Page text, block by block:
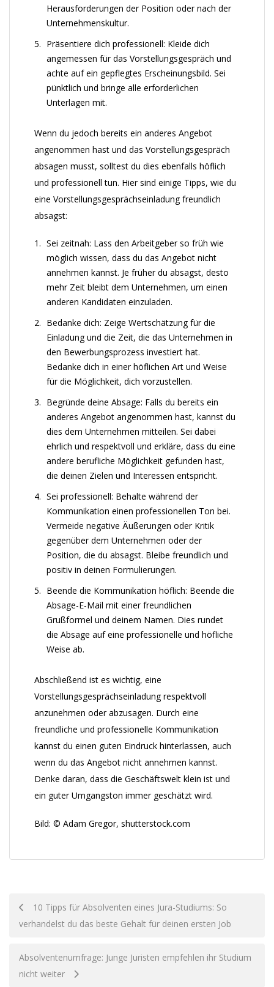
Herausforderungen der Position oder nach der
Unternehmenskultur.
Präsentiere dich professionell: Kleide dich
angemessen für das Vorstellungsgespräch und
achte auf ein gepflegtes Erscheinungsbild. Sei
pünktlich und bringe alle erforderlichen
Unterlagen mit.
Wenn du jedoch bereits ein anderes Angebot
angenommen hast und das Vorstellungsgespräch
absagen musst, solltest du dies ebenfalls höflich
und professionell tun. Hier sind einige Tipps, wie du
eine Vorstellungsgesprächseinladung freundlich
absagst:
Sei zeitnah: Lass den Arbeitgeber so früh wie
möglich wissen, dass du das Angebot nicht
annehmen kannst. Je früher du absagst, desto
mehr Zeit bleibt dem Unternehmen, um einen
anderen Kandidaten einzuladen.
Bedanke dich: Zeige Wertschätzung für die
Einladung und die Zeit, die das Unternehmen in
den Bewerbungsprozess investiert hat.
Bedanke dich in einer höflichen Art und Weise
für die Möglichkeit, dich vorzustellen.
Begründe deine Absage: Falls du bereits ein
anderes Angebot angenommen hast, kannst du
dies dem Unternehmen mitteilen. Sei dabei
ehrlich und respektvoll und erkläre, dass du eine
andere berufliche Möglichkeit gefunden hast,
die deinen Zielen und Interessen entspricht.
Sei professionell: Behalte während der
Kommunikation einen professionellen Ton bei.
Vermeide negative Äußerungen oder Kritik
gegenüber dem Unternehmen oder der
Position, die du absagst. Bleibe freundlich und
positiv in deinen Formulierungen.
Beende die Kommunikation höflich: Beende die
Absage-E-Mail mit einer freundlichen
Grußformel und deinem Namen. Dies rundet
die Absage auf eine professionelle und höfliche
Weise ab.
Abschließend ist es wichtig, eine
Vorstellungsgesprächseinladung respektvoll
anzunehmen oder abzusagen. Durch eine
freundliche und professionelle Kommunikation
kannst du einen guten Eindruck hinterlassen, auch
wenn du das Angebot nicht annehmen kannst.
Denke daran, dass die Geschäftswelt klein ist und
ein guter Umgangston immer geschätzt wird.
Bild: © Adam Gregor, shutterstock.com
Post10 Tipps für Absolventen eines Jura-Studiums: So
verhandelst du das beste Gehalt für deinen ersten Job
Absolventenumfrage: Junge Juristen empfehlen ihr Studium
nicht weiter